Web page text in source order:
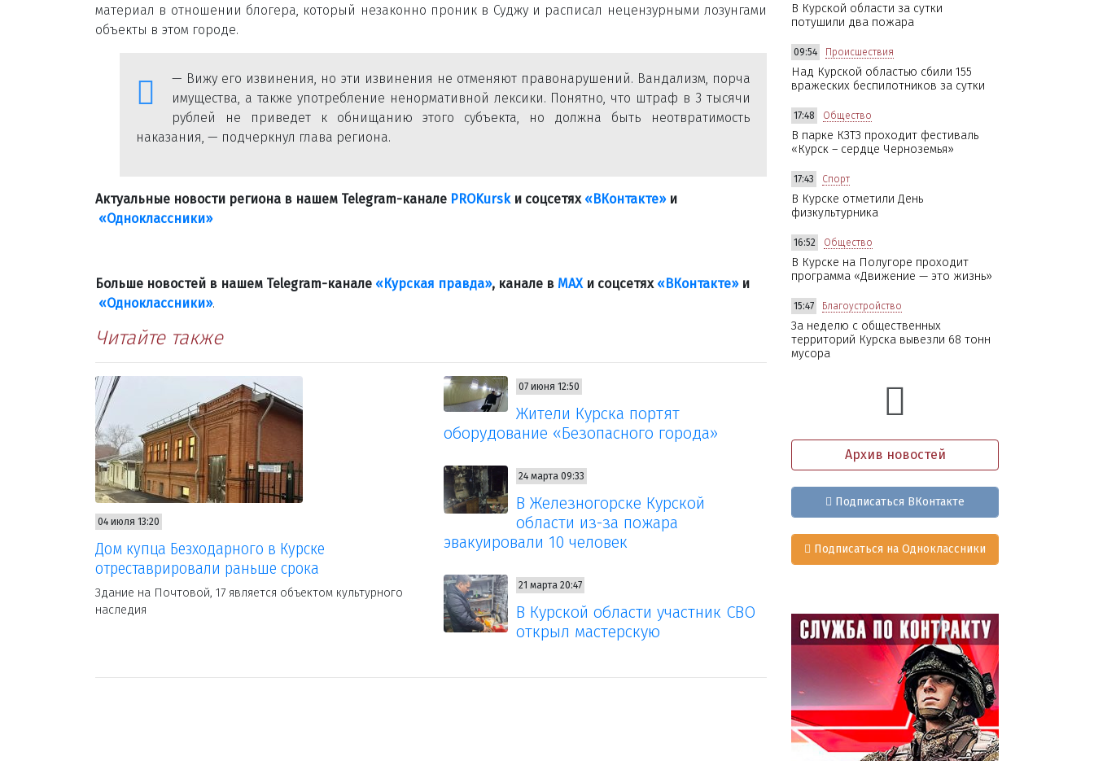
материал в отношении блогера, который незаконно проник в Суджу и расписал нецензурными лозунгами
объекты в этом городе.
— Вижу его извинения, но эти извинения не отменяют правонарушений. Вандализм, порча
имущества, а также употребление ненормативной лексики. Понятно, что штраф в 3 тысячи
рублей не приведет к обнищанию этого субъекта, но должна быть неотвратимость
наказания, — подчеркнул глава региона.
Актуальные новости региона в нашем Telegram-канале PROKurskи соцсетях «ВКонтакте»и
«Одноклассники»
Больше новостей в нашем Telegram-канале «Курская правда», канале в МАХ и соцсетях «ВКонтакте»и
«Одноклассники».
Читайте также
04 июля 13:20
Дом купца Безходарного в Курске
отреставрировали раньше срока
Здание на Почтовой, 17 является объектом культурного
наследия
07 июня 12:50
Жители Курска портят
оборудование «Безопасного города»
24 марта 09:33
В Железногорске Курской
области из-за пожара
эвакуировали 10 человек
21 марта 20:47
В Курской области участник СВО
открыл мастерскую
В Курской области за сутки
потушили два пожара
09:54 Происшествия
Над Курской областью сбили 155
вражеских беспилотников за сутки
17:48 Общество
В парке КЗТЗ проходит фестиваль
«Курск – сердце Черноземья»
17:43 Спорт
В Курске отметили День
физкультурника
16:52 Общество
В Курске на Полугоре проходит
программа «Движение — это жизнь»
15:47 Благоустройство
За неделю с общественных
территорий Курска вывезли 68 тонн
мусора
Архив новостей
Подписаться ВКонтакте
Подписаться на Одноклассники